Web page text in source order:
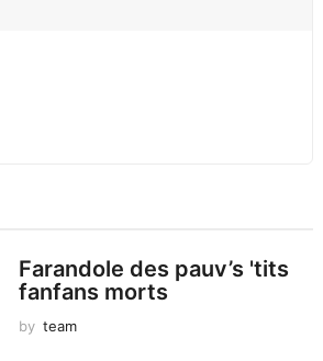
Farandole des pauv’s 'tits
fanfans morts
by team